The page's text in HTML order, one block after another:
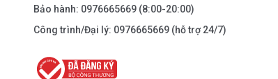
Dẫn đường
Bảo hành: 0976665669 (8:00-20:00)
Công trình/Đại lý: 0976665669 (hỗ trợ 24/7)